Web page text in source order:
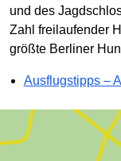
und des
Zahl freilaufender
größte Berliner
Ausflugstipps –